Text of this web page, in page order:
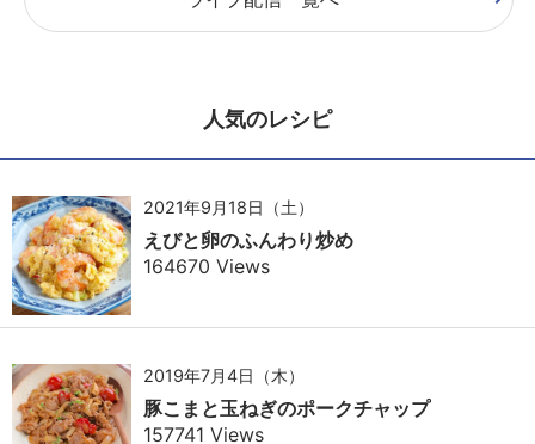
人気のレシピ
2021年9月18日（土）
えびと卵のふんわり炒め
164670 Views
2019年7月4日（木）
豚こまと玉ねぎのポークチャップ
157741 Views